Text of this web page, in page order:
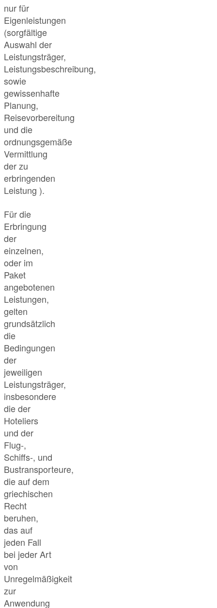
nur für
Eigenleistungen
(sorgfältige
Auswahl der
Leistungsträger,
Leistungsbeschreibung,
sowie
gewissenhafte
Planung,
Reisevorbereitung
und die
ordnungsgemäße
Vermittlung
der zu
erbringenden
Leistung ).
Für die
Erbringung
der
einzelnen,
oder im
Paket
angebotenen
Leistungen,
gelten
grundsätzlich
die
Bedingungen
der
jeweiligen
Leistungsträger,
insbesondere
die der
Hoteliers
und der
Flug-,
Schiffs-, und
Bustransporteure,
die auf dem
griechischen
Recht
beruhen,
das auf
jeden Fall
bei jeder Art
von
Unregelmäßigkeit
zur
Anwendung